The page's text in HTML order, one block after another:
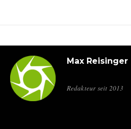
Max Reisinger
Redakteur seit 2013